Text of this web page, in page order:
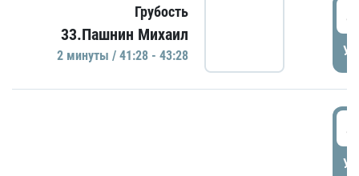
Грубость
33.Пашнин Михаил
2 минуты / 41:28 - 43:28